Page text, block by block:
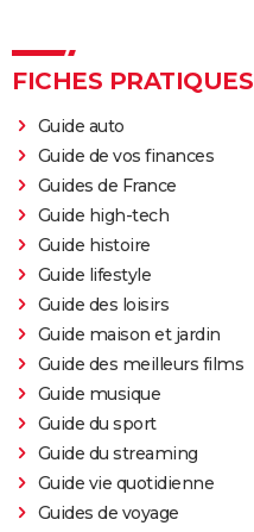
FICHES PRATIQUES
Guide auto
Guide de vos finances
Guides de France
Guide high-tech
Guide histoire
Guide lifestyle
Guide des loisirs
Guide maison et jardin
Guide des meilleurs films
Guide musique
Guide du sport
Guide du streaming
Guide vie quotidienne
Guides de voyage